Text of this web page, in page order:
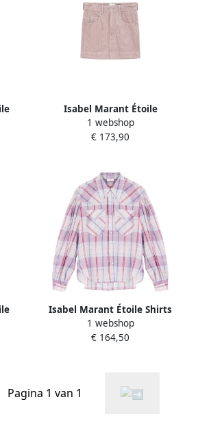
Isabel Marant Étoile
Stijlvolle Korte Rok Vrouwen
Pink Dames
1 webshop
€ 173,90
Isabel Marant Étoile Shirts
Roze Dames
1 webshop
€ 164,50
Pagina 1 van 1